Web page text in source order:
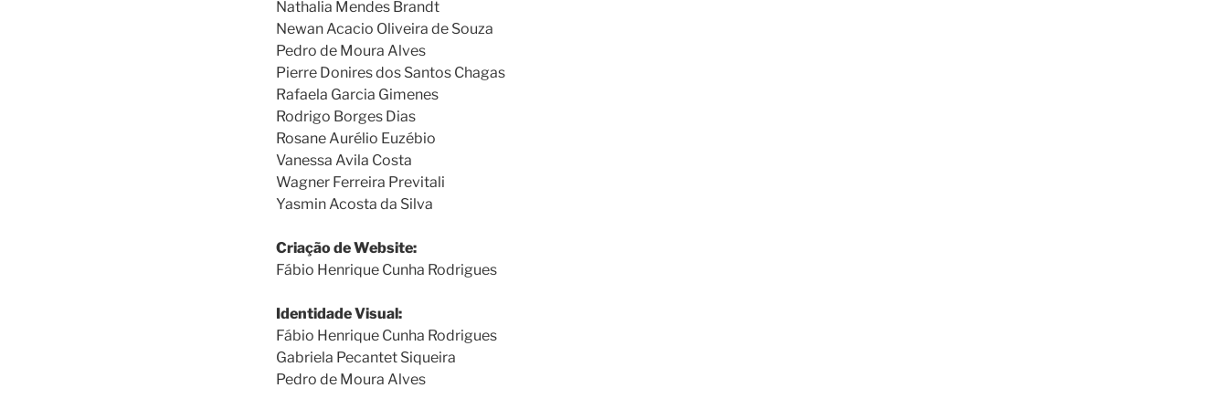
Nathalia Mendes Brandt
Newan Acacio Oliveira de Souza
Pedro de Moura Alves
Pierre Donires dos Santos Chagas
Rafaela Garcia Gimenes
Rodrigo Borges Dias
Rosane Aurélio Euzébio
Vanessa Avila Costa
Wagner Ferreira Previtali
Yasmin Acosta da Silva
Criação de Website:
Fábio Henrique Cunha Rodrigues
Identidade Visual:
Fábio Henrique Cunha Rodrigues
Gabriela Pecantet Siqueira
Pedro de Moura Alves